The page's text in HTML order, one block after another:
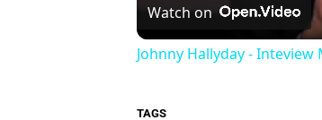
Watch on
Johnny Hallyday -
TAGS